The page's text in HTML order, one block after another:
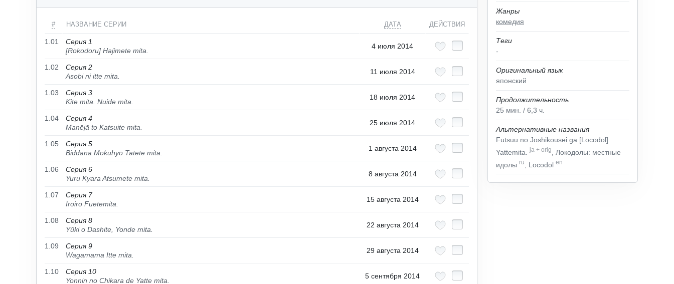
Жанры
комедия
Теги
-
Оригинальный язык
японский
Продолжительность
25 мин. / 6,3 ч.
Альтернативные названия
Futsuu no Joshikousei ga [Locodol]
Yattemita.ja + orig
, Локодолы: местные
идолы ru , Locodol en
# НАЗВАНИЕ СЕРИИ ДАТА ДЕЙСТВИЯ
1.01
Серия 1
[Rokodoru] Hajimete mita.
4 июля 2014
1.02
Серия 2
Asobi ni itte mita.
11 июля 2014
1.03
Серия 3
Kite mita. Nuide mita.
18 июля 2014
1.04
Серия 4
Manējā to Katsuite mita.
25 июля 2014
1.05
Серия 5
Biddana Mokuhyō Tatete mita.
1 августа 2014
1.06
Серия 6
Yuru Kyara Atsumete mita.
8 августа 2014
1.07
Серия 7
Iroiro Fuetemita.
15 августа 2014
1.08
Серия 8
Yūki o Dashite, Yonde mita.
22 августа 2014
1.09
Серия 9
Wagamama Itte mita.
29 августа 2014
1.10
Серия 10
Yonnin no Chikara de Yatte mita.
5 сентября 2014